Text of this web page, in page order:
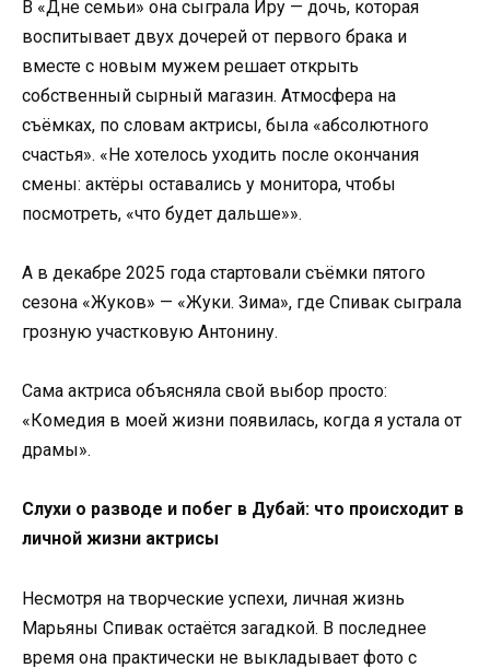
В «Дне семьи» она сыграла Иру — дочь, которая
воспитывает двух дочерей от первого брака и
вместе с новым мужем решает открыть
собственный сырный магазин. Атмосфера на
съёмках, по словам актрисы, была «абсолютного
счастья». «Не хотелось уходить после окончания
смены: актёры оставались у монитора, чтобы
посмотреть, «что будет дальше»».
А в декабре 2025 года стартовали съёмки пятого
сезона «Жуков» — «Жуки. Зима», где Спивак сыграла
грозную участковую Антонину.
Сама актриса объясняла свой выбор просто:
«Комедия в моей жизни появилась, когда я устала от
драмы».
Слухи о разводе и побег в Дубай: что происходит в
личной жизни актрисы
Несмотря на творческие успехи, личная жизнь
Марьяны Спивак остаётся загадкой. В последнее
время она практически не выкладывает фото с